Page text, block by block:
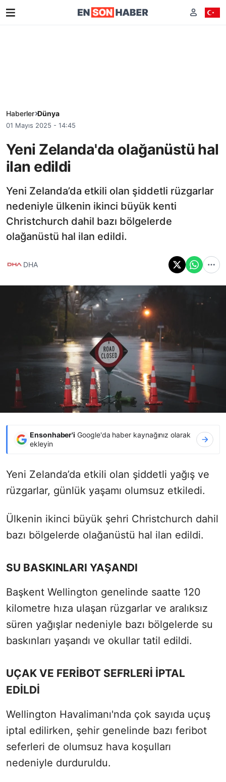
Haberler Dünya
01 Mayıs 2025 - 14:45
Yeni Zelanda'da olağanüstü hal
ilan edildi
Yeni Zelanda’da etkili olan şiddetli rüzgarlar
nedeniyle ülkenin ikinci büyük kenti
Christchurch dahil bazı bölgelerde
olağanüstü hal ilan edildi.
DHA
Ensonhaber'i Google'da haber kaynağınız olarak
ekleyin
Yeni Zelanda’da etkili olan şiddetli yağış ve
rüzgarlar, günlük yaşamı olumsuz etkiledi.
Ülkenin ikinci büyük şehri Christchurch dahil
bazı bölgelerde olağanüstü hal ilan edildi.
SU BASKINLARI YAŞANDI
Başkent Wellington genelinde saatte 120
kilometre hıza ulaşan rüzgarlar ve aralıksız
süren yağışlar nedeniyle bazı bölgelerde su
baskınları yaşandı ve okullar tatil edildi.
UÇAK VE FERİBOT SEFRLERİ İPTAL
EDİLDİ
Wellington Havalimanı'nda çok sayıda uçuş
iptal edilirken, şehir genelinde bazı feribot
seferleri de olumsuz hava koşulları
nedeniyle durduruldu.